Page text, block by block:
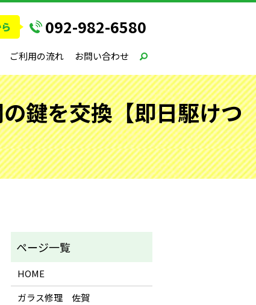
092-982-6580
ご利用の流れ お問い合わせ
鍵を交換【即日駆けつ
HOME
ガラス修理 佐賀